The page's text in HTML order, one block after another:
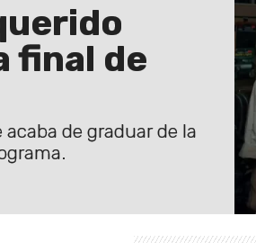
final de
de graduar de la